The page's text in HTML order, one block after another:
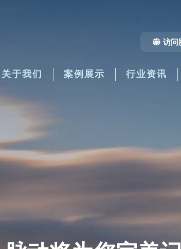
访问
关于我们 案例展示 行业资讯